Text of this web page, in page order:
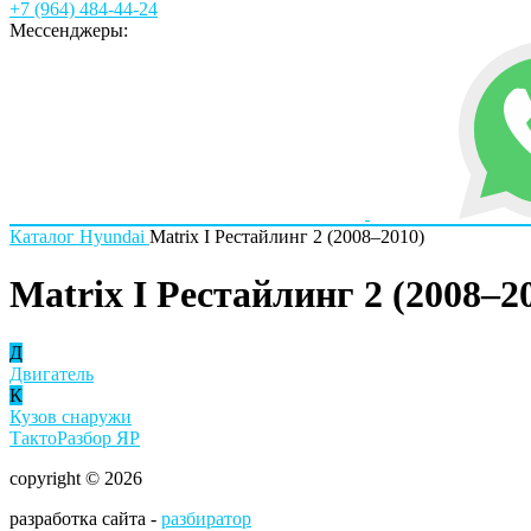
+7 (964) 484-44-24
Мессенджеры:
Каталог Hyundai Matrix I Рестайлинг 2 (2008–2010)
Matrix I Рестайлинг 2
Д
Двигатель
К
Кузов снаружи
ТактоРазбор ЯР
copyright © 2026
разработка сайта - разбиратор